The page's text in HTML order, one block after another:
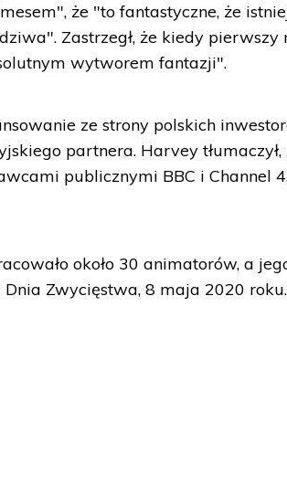
że "to fantastyczne, że
Zastrzegł, że kiedy pierwszy
wytworem fantazji".
ze strony polskich
partnera. Harvey tłumaczył,
publicznymi BBC i Channel
około 30 animatorów, a
Zwycięstwa, 8 maja 2020 roku.